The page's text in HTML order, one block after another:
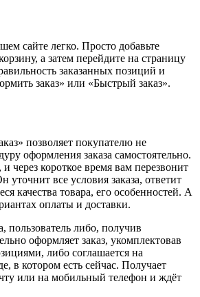
сайте легко. Просто добавьте
а затем перейдите на страницу
заказанных позиций и
заказ» или «Быстрый заказ».
позволяет покупателю не
оформления заказа самостоятельно.
через короткое время вам перезвонит
уточнит все условия заказа, ответит
качества товара, его особенностей. А
оплаты и доставки.
пользователь либо, получив
оформляет заказ, укомплектовав
либо соглашается на
в котором есть сейчас. Получает
или на мобильный телефон и ждёт